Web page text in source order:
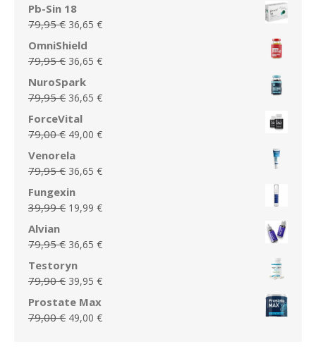
initial
était :
79,95 €.
est :
Pb-Sin 18
79,95€ Le
prix
initial
était :
79,95 €.
36,65 €Le
est :
OmniShield
79,95€ Le
prix
initial
était :
79,95 €.
36,65 €Le
est :
NuroSpark
79,95€ Le
prix
initial
était :
79,95 €.
36,65 €Le
est :
ForceVital
79,00€ Le
prix
initial
était :
79,00 €.
49,00 €Le
est :
Venorela
79,95€ Le
prix
initial
était :
36,65 €Le
est :
Fungexin
39,99€ Le
était :
39,99 €.
19,99 €Le
est :
Alvian
79,95€ Le
initial
était :
79,95 €.
36,65 €Le
est :
Testoryn
79,90€ Le
initial
était :
39,95 €Le
est :
Prostate Max
79,00€ Le
49,00 €Le